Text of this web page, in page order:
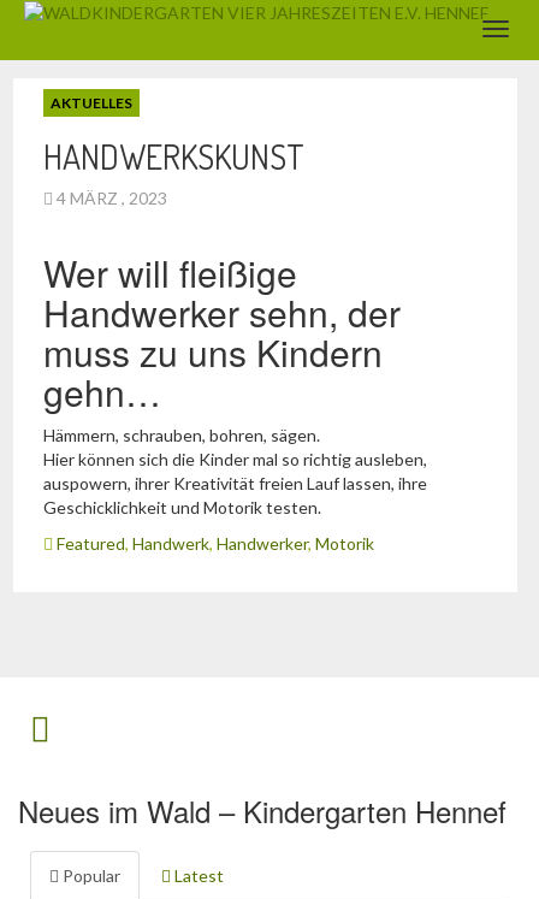
AKTUELLES
HANDWERKSKUNST
4 MÄRZ , 2023
Wer will fleißige
Handwerker sehn, der
muss zu uns Kindern
gehn…
Hämmern, schrauben, bohren, sägen.
Hier können sich die Kinder mal so richtig ausleben,
auspowern, ihrer Kreativität freien Lauf lassen, ihre
Geschicklichkeit und Motorik testen.
Featured, Handwerk, Handwerker, Motorik
Neues im Wald – Kindergarten Hennef
Popular Latest